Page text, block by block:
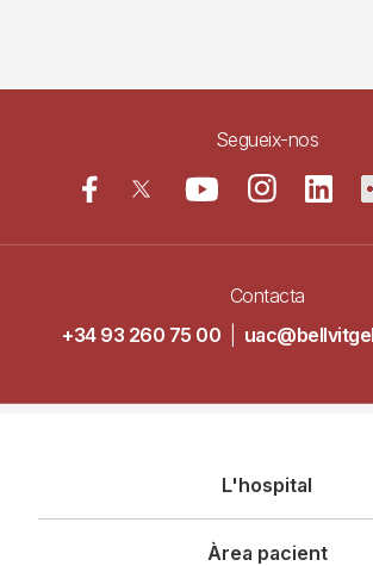
Segueix-nos
Contacta
+34 93 260 75 00
principal
L'hospital
Àrea pacient